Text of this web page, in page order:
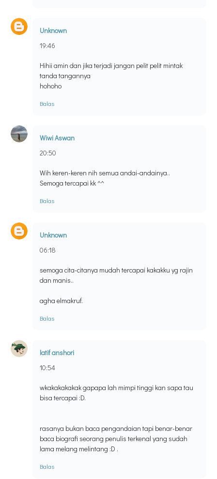
Unknown
19:46
Hihii amin dan jika terjadi jangan pelit pelit mintak
tanda tangannya
hohoho
Balas
Wiwi Aswan
20:50
Wih keren-keren nih semua andai-andainya..
Semoga tercapai kk ^^
Balas
Unknown
06:18
semoga cita-citanya mudah tercapai kakakku yg rajin
dan manis..
agha elmakruf.
Balas
latif anshori
10:54
wkakakakakak gapapa lah mimpi tinggi kan sapa tau
bisa tercapai :D.
rasanya bukan baca pengandaian tapi benar-benar
baca biografi seorang penulis terkenal yang sudah
lama melang melintang :D .
Balas